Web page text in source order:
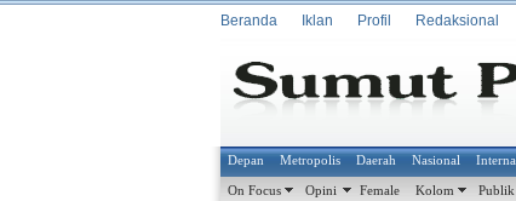
Beranda Iklan Profil Redaksional
Depan Metropolis Daerah Nasional
On Focus Opini Female Kolom